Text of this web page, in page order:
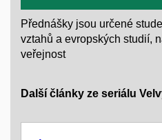
Přednášky jsou určené
vztahů a evropských studií,
veřejnost
Další články ze seriálu